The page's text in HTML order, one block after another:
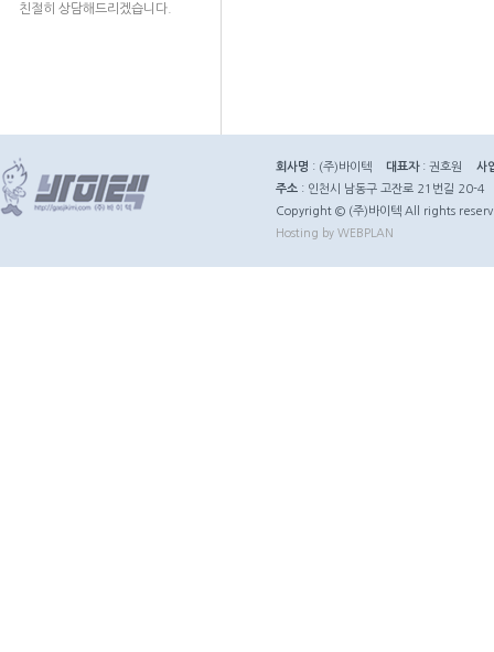
친절히 상담해드리겠습니다.
회사명 : (주)바이텍 대표자: 권호원
사
주소 : 인천시 남동구 고잔로 21번길 20-4
Copyright © (주)바이텍 All rights
Hosting by WEBPLAN